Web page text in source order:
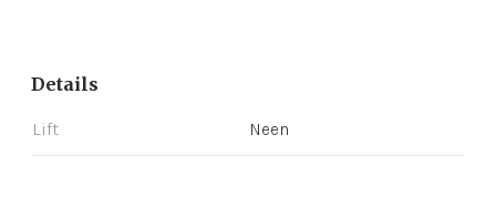
Details
Lift Neen